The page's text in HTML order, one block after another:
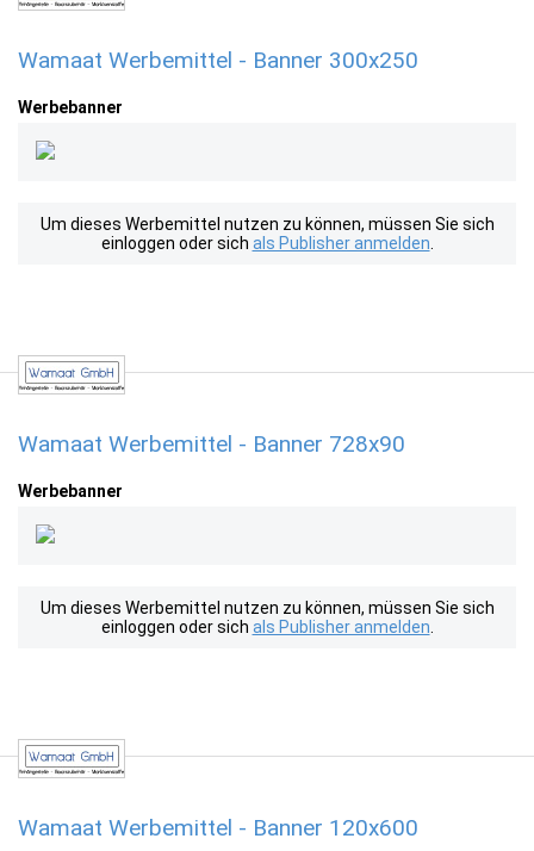
Wamaat Werbemittel - Banner 300x250
Werbebanner
Um dieses Werbemittel nutzen zu können, müssen Sie sich
einloggen oder sich als Publisher anmelden
Wamaat Werbemittel - Banner 728x90
Werbebanner
Um dieses Werbemittel nutzen zu können, müssen Sie sich
einloggen oder sich als Publisher anmelden
Wamaat Werbemittel - Banner 120x600